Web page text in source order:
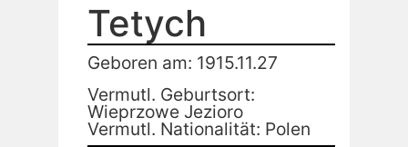
Tetych
Geboren am: 1915.11.27
Vermutl. Geburtsort:
Wieprzowe Jezioro
Vermutl. Nationalität: Polen